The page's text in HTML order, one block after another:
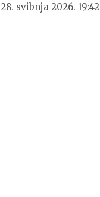
28. svibnja 2026. 19:42